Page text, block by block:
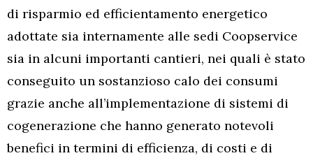
di risparmio ed efficientamento energetico
adottate sia internamente alle sedi Coopservice
sia in alcuni importanti cantieri, nei quali è stato
conseguito un sostanzioso calo dei consumi
grazie anche all’implementazione di sistemi di
cogenerazione che hanno generato notevoli
benefici in termini di efficienza, di costi e di